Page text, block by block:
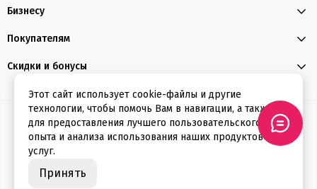
Бизнесу
Покупателям
Скидки и бонусы
2026 © ФЕЕРВЕРКИН
Этот сайт использует cookie-файлы и другие
технологии, чтобы помочь Вам в навигации, а также
для предоставления лучшего пользовательского
опыта и анализа использования наших продуктов и
услуг.
Принять